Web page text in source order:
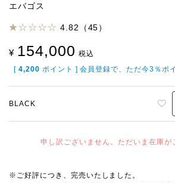
エバゴス
4.82（45）
¥ 154,000 税込
[ 4,200 ポイント ] 会員登録で、ただ今3％ポ
BLACK
申し訳ございません。ただいま在庫が
※ご好評につき、完売いたしました。